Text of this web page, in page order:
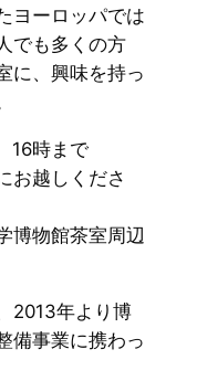
ヨーロッパでは
でも多くの方
、 興味を持っ
16時まで
お越しくださ
博物館茶室周辺
2013年より博
備事業に携わっ